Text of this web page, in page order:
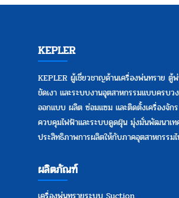
KEPLER
KEPLER ผู้เชี่ยวชาญด้านเครื่องพ่นทราย ตู้
ขัดเงาและระบบงานอุตสาหกรรมแบบครบว
ออกแบบ ผลิต ซ่อมแซม และติดตั้งเครื่องจัก
ควบคุมไฟฟ้าและระบบดูดฝุ่น มุ่งมั่นพัฒนาเท
ประสิทธิภาพการผลิตให้กับภาคอุตสาหกรรม
ผลิตภัณฑ์